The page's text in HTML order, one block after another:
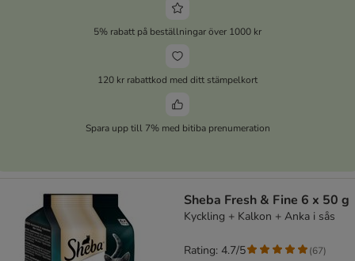
5% rabatt på beställningar över 1000 kr
120 kr rabattkod med ditt stämpelkort
Spara upp till 7% med bitiba prenumeration
Sheba Fresh & Fine 6 x 50 g
Kyckling + Kalkon + Anka i sås
Rating: 4.7/5 (67)